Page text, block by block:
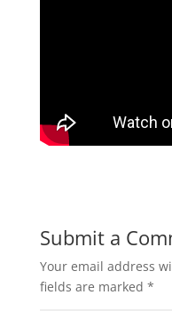
Submit a
Your email address
fields are marked *